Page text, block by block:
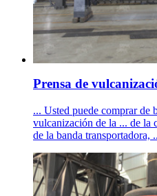
Prensa de
... Usted puede comprar de
vulcanización de la ... de la
de la banda transportadora,